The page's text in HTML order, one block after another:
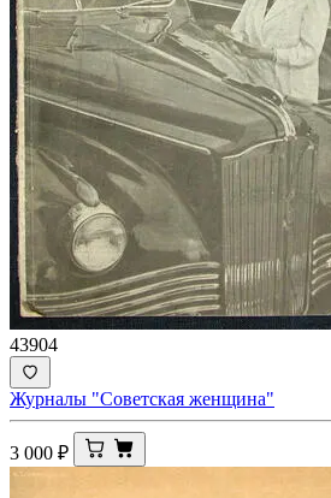
43904
Журналы "Советская женщина"
3 000 ₽